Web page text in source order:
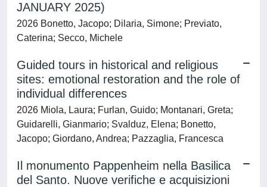
JANUARY 2025)
2026 Bonetto, Jacopo; Dilaria, Simone; Previato,
Caterina; Secco, Michele
Guided tours in historical and religious
sites: emotional restoration and the role of
individual differences
2026 Miola, Laura; Furlan, Guido; Montanari, Greta;
Guidarelli, Gianmario; Svalduz, Elena; Bonetto,
Jacopo; Giordano, Andrea; Pazzaglia, Francesca
Il monumento Pappenheim nella Basilica
del Santo. Nuove verifiche e acquisizioni